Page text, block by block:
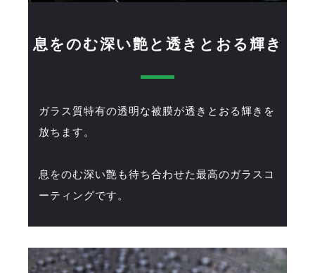
息をのむ深い艶と透きとおる輝き
ガラス質特有の透明な被膜が透きとおる輝きを
放ちます。
息をのむ深い艶も待ち合わせた最高のガラスコ
ーティングです。